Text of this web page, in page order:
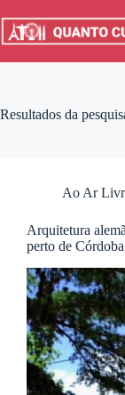
para
Resultados da
Ao Ar
Arquitetura
perto de